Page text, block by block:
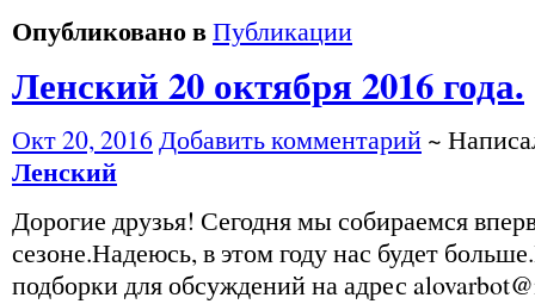
Опубликовано вПубликации
Ленский 20 октября 2016 года.
Окт 20, 2016 Добавить комментарий ~
Ленский
Дорогие друзья! Сегодня мы собираемся
сезоне.Надеюсь, в этом году нас будет
подборки для обсуждений на адрес